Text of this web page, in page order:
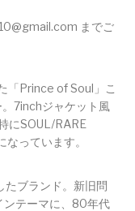
までご
「Prince of Soul」こ
7inchジャケット風
にSOUL/RARE
っています。
たブランド。新旧問
ンテーマに、80年代